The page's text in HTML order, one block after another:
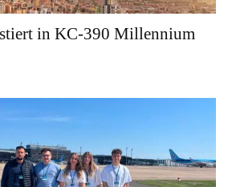
in KC-390 Millennium